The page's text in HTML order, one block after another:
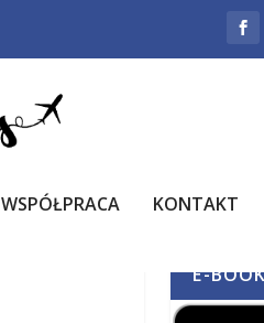
WSPÓŁPRACA KONTAKT
E-